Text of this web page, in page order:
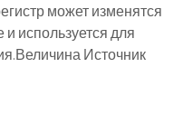
может изменятся
используется для
Источник